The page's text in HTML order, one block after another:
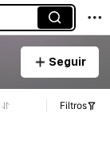
Seguir
Filtros